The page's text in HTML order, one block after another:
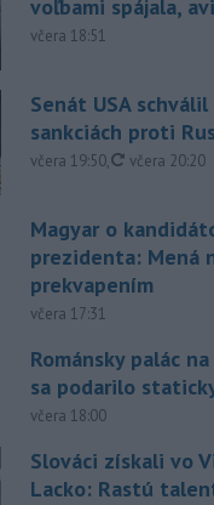
voľbami spájala,
včera 18:51
Senát USA
sankciách proti
včera 19:50, aktualizované
včera 20:20
Magyar o
prezidenta: Mená
prekvapením
včera 17:31
Románsky palác
sa podarilo
včera 18:00
Slováci získali vo
Lacko: Rastú